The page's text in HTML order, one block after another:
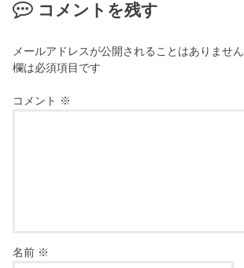
コメントを残す
メールアドレスが公開されることはありません
欄は必須項目です
コメント ※
名前 ※